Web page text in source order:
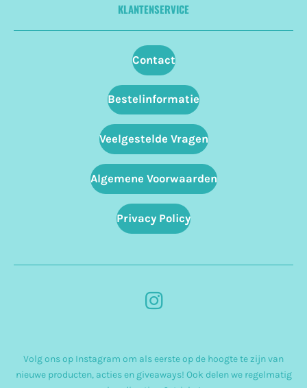
KLANTENSERVICE
Contact
Bestelinformatie
Veelgestelde Vragen
Algemene Voorwaarden
Privacy Policy
I
t
Volg ons op Instagram om als eerste op de hoogte te zijn van
nieuwe producten, acties en giveaways! Ook delen we regelmatig